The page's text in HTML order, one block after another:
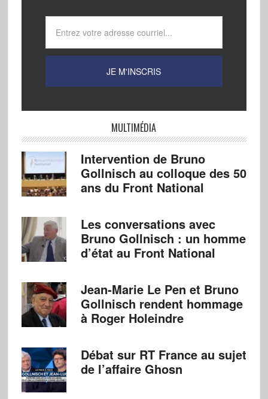
MULTIMÉDIA
Intervention de Bruno
Gollnisch au colloque des 50
ans du Front National
Les conversations avec
Bruno Gollnisch : un homme
d’état au Front National
Jean-Marie Le Pen et Bruno
Gollnisch rendent hommage
à Roger Holeindre
Débat sur RT France au sujet
de l’affaire Ghosn